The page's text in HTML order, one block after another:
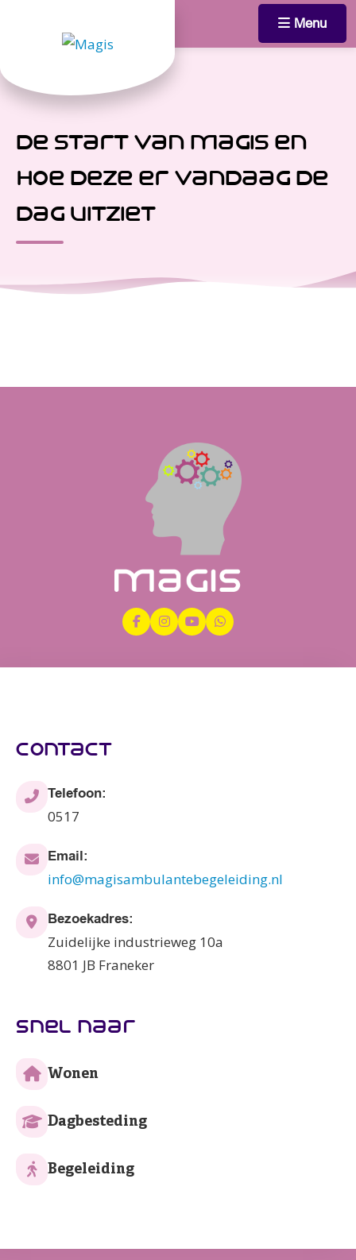
Menu
de start van magis en
hoe deze er vandaag de
dag uitziet
contact
Telefoon:
0517
Email:
info@magisambulantebegeleiding.nl
Bezoekadres:
Zuidelijke industrieweg 10a
8801 JB Franeker
snel naar
Wonen
Dagbesteding
Begeleiding